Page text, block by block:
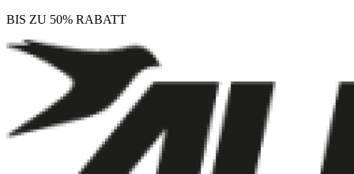
BIS ZU 50% RABATT